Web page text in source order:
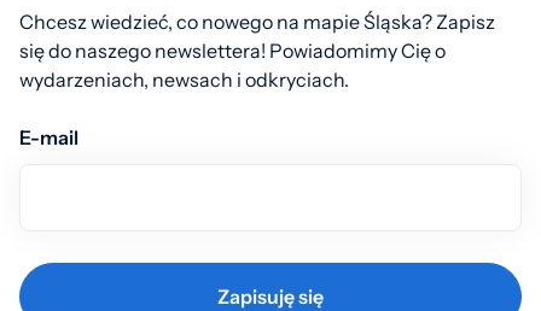
Chcesz wiedzieć, co nowego na mapie Śląska? Zapisz
się do naszego newslettera! Powiadomimy Cię o
wydarzeniach, newsach i odkryciach.
E-mail
Zapisuję się